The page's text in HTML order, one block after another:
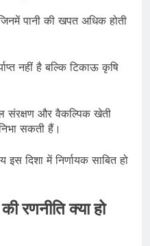
पानी की खपत अधिक होती
नहीं है बल्कि टिकाऊ कृषि
संरक्षण और वैकल्पिक खेती
सकती हैं।
दिशा में निर्णायक साबित हो
रणनीति क्या हो